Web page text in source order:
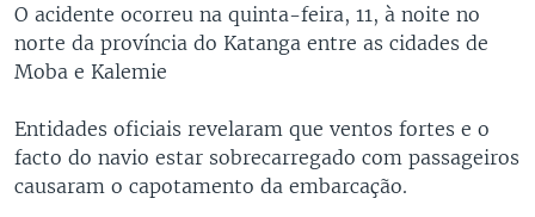
O acidente ocorreu na quinta-feira, 11, à noite no
norte da província do Katanga entre as cidades de
Moba e Kalemie
Entidades oficiais revelaram que ventos fortes e o
facto do navio estar sobrecarregado com passageiros
causaram o capotamento da embarcação.